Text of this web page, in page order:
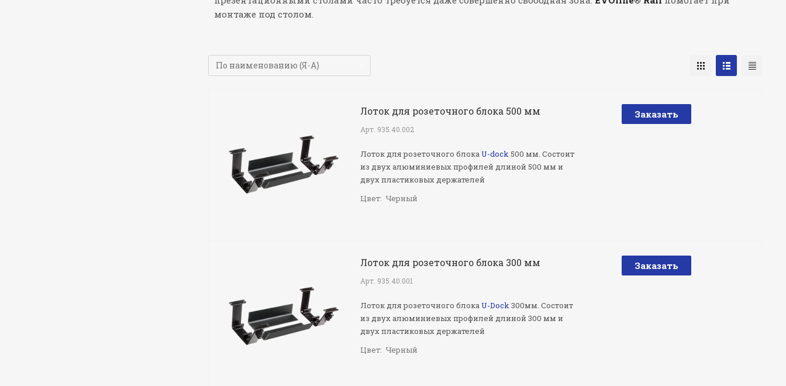
монтаже под столом.
Лоток для розеточного блока 500 мм
Арт. 935.40.002
Лоток для розеточного блокаU-dock 500 мм. Состоит
из двух алюминиевых профилей длиной 500 мм и
двух пластиковых держателей
Цвет: Черный
Заказать
Лоток для розеточного блока 300 мм
Арт. 935.40.001
Лоток для розеточного блокаU-Dock300мм. Состоит
из двух алюминиевых профилей длиной 300 мм и
двух пластиковых держателей
Цвет: Черный
Заказать